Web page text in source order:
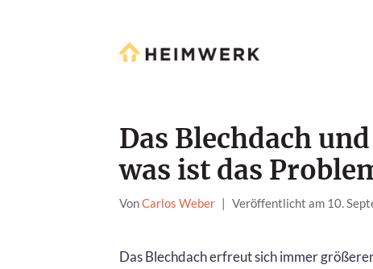
Das Blechdach
was ist das
VonCarlos Weber | Veröffentlicht am 10.
Das Blechdach erfreut sich immer